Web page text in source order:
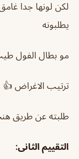
لكن لونها جدا
يطلبونه
مو بطال الفول طيب اعطيه
ترتيب الاغراض 👍
طلبته عن طريق
التقييم الثانى: